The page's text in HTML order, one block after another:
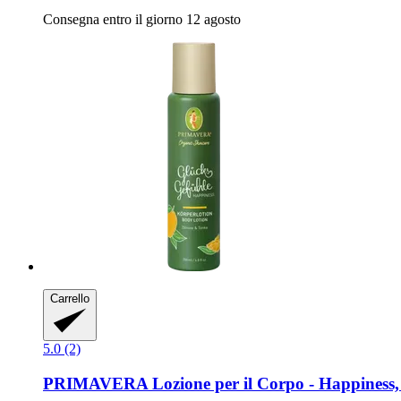
Consegna entro il giorno 12 agosto
Carrello
5.0 (2)
PRIMAVERA Lozione per il Corpo -​